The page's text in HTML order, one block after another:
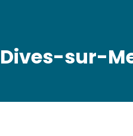
sur-